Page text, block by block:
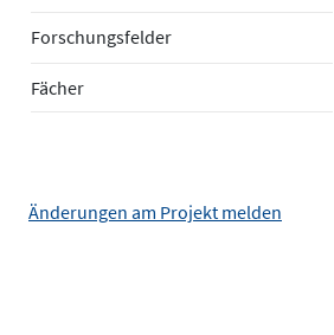
Forschungsfelder
Fächer
Änderungen am Projekt melden